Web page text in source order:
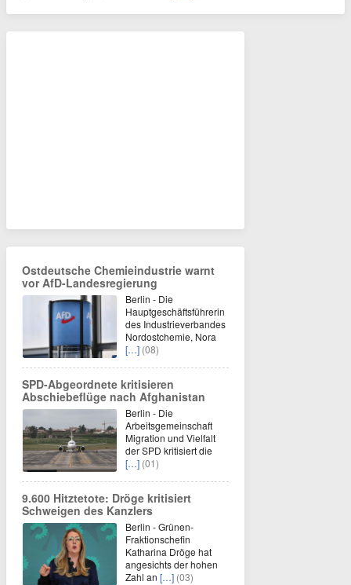
Ostdeutsche Chemieindustrie warnt
vor AfD-Landesregierung
Berlin - Die
Hauptgeschäftsführerin
des Industrieverbandes
Nordostchemie, Nora
[…] (08)
SPD-Abgeordnete kritisieren
Abschiebeflüge nach Afghanistan
Berlin - Die
Arbeitsgemeinschaft
Migration und Vielfalt
der SPD kritisiert die
[…] (01)
9.600 Hitztetote: Dröge kritisiert
Schweigen des Kanzlers
Berlin - Grünen-
Fraktionschefin
Katharina Dröge hat
angesichts der hohen
Zahl an […] (03)